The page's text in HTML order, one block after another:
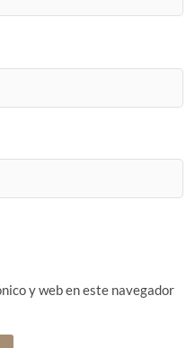
y web en este navegador